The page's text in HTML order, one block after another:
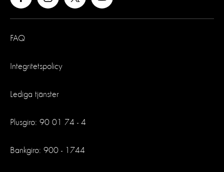
FAQ
Integritetspolicy
Lediga tjänster
Plusgiro: 90 01 74 - 4
Bankgiro: 900 - 1744